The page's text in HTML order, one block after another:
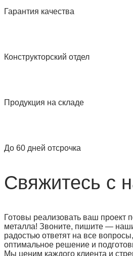
Гарантия качества
Конструкторский отдел
Продукция на складе
До 60 дней отсрочка
Свяжитесь с
Готовы реализовать ваш проект
металла! Звоните, пишите —
радостью ответят на все
оптимальное решение и
Мы ценим каждого клиента и